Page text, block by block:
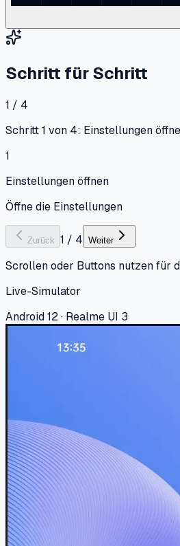
Schritt für Schritt
1 / 4
Schritt 1 von 4: Einstellungen
1
Einstellungen öffnen
Öffne die Einstellungen
Zurück 1 / 4 Weiter
Scrollen oder Buttons nutzen für
Live-Simulator
Android 12 · Realme UI 3